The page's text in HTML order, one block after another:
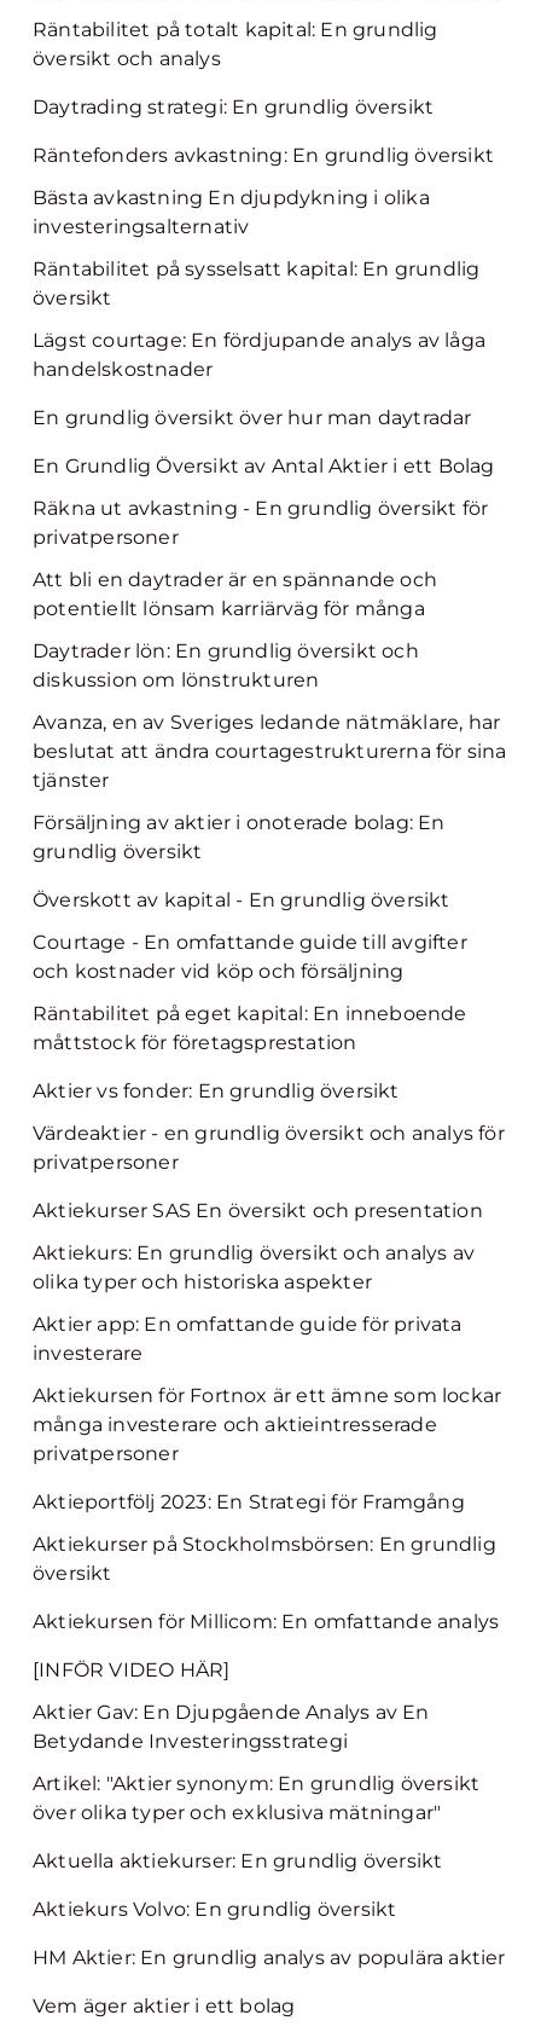
Räntabilitet på totalt kapital: En grundlig
översikt och analys
Daytrading strategi: En grundlig översikt
Räntefonders avkastning: En grundlig översikt
Bästa avkastning En djupdykning i olika
investeringsalternativ
Räntabilitet på sysselsatt kapital: En grundlig
översikt
Lägst courtage: En fördjupande analys av låga
handelskostnader
En grundlig översikt över hur man daytradar
En Grundlig Översikt av Antal Aktier i ett Bolag
Räkna ut avkastning - En grundlig översikt för
privatpersoner
Att bli en daytrader är en spännande och
potentiellt lönsam karriärväg för många
Daytrader lön: En grundlig översikt och
diskussion om lönstrukturen
Avanza, en av Sveriges ledande nätmäklare, har
beslutat att ändra courtagestrukturerna för sina
tjänster
Försäljning av aktier i onoterade bolag: En
grundlig översikt
Överskott av kapital - En grundlig översikt
Courtage - En omfattande guide till avgifter
och kostnader vid köp och försäljning
Räntabilitet på eget kapital: En inneboende
måttstock för företagsprestation
Aktier vs fonder: En grundlig översikt
Värdeaktier - en grundlig översikt och analys för
privatpersoner
Aktiekurser SAS En översikt och presentation
Aktiekurs: En grundlig översikt och analys av
olika typer och historiska aspekter
Aktier app: En omfattande guide för privata
investerare
Aktiekursen för Fortnox är ett ämne som lockar
många investerare och aktieintresserade
privatpersoner
Aktieportfölj 2023: En Strategi för Framgång
Aktiekurser på Stockholmsbörsen: En grundlig
översikt
Aktiekursen för Millicom: En omfattande analys
[INFÖR VIDEO HÄR]
Aktier Gav: En Djupgående Analys av En
Betydande Investeringsstrategi
Artikel: "Aktier synonym: En grundlig översikt
över olika typer och exklusiva mätningar"
Aktuella aktiekurser: En grundlig översikt
Aktiekurs Volvo: En grundlig översikt
HM Aktier: En grundlig analys av populära aktier
Vem äger aktier i ett bolag